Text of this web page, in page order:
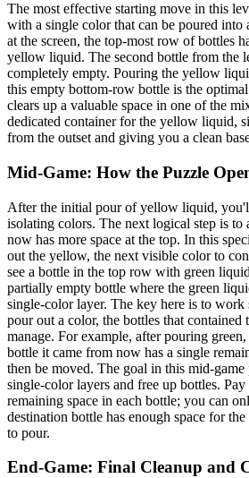
The most effective starting move in this
with a single color that can be poured
at the screen, the top-most row of bottles
yellow liquid. The second bottle from the
completely empty. Pouring the yellow
this empty bottom-row bottle is the
clears up a valuable space in one of the
dedicated container for the yellow liquid,
from the outset and giving you a clean
Mid-Game: How the Puzzle
After the initial pour of yellow liquid,
isolating colors. The next logical step is to
now has more space at the top. In this
out the yellow, the next visible color to
see a bottle in the top row with green
partially empty bottle where the green
single-color layer. The key here is to work
pour out a color, the bottles that contained
manage. For example, after pouring
bottle it came from now has a single
then be moved. The goal in this mid-game
single-color layers and free up bottles.
remaining space in each bottle; you can
destination bottle has enough space for
to pour.
End-Game: Final Cleanup and